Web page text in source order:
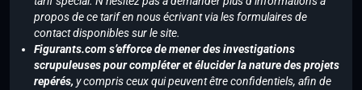
propos de ce tarif en nous écrivant via les formulaires de
contact disponibles sur le site.
Figurants.com s’efforce de mener des investigations
scrupuleuses pour compléter et élucider la nature des projets
repérés, y compris ceux qui peuvent être confidentiels, afin de